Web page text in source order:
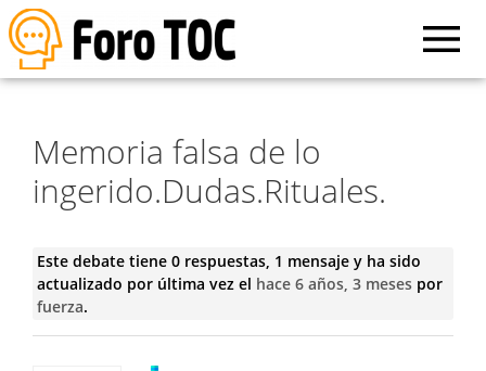
Memoria falsa de lo
ingerido.Dudas.Rituales.
Este debate tiene 0 respuestas, 1 mensaje y ha sido
actualizado por última vez el hace 6 años, 3 mesespor
fuerza.